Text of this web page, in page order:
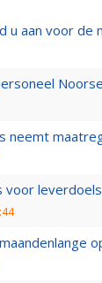
u aan voor de
neemt
voor